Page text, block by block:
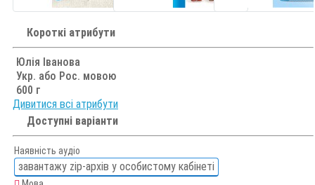
Короткі атрибути
Юлія Іванова
Укр. або Рос. мовою
600 г
Дивитися всі атрибути
Доступні варіанти
Наявність аудіо
завантажу zip-архів у особистому кабінеті